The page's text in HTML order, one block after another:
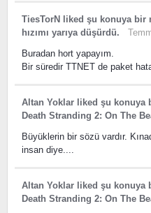
TiesTorN liked şu konuya bir
hızımı yarıya düşürdü.
Buradan hort yapayım.
Bir süredir TTNET de paket
Altan Yoklar liked şu konuya
Death Stranding 2: On The
Büyüklerin bir sözü vardır.
insan diye....
Altan Yoklar liked şu konuya
Death Stranding 2: On The